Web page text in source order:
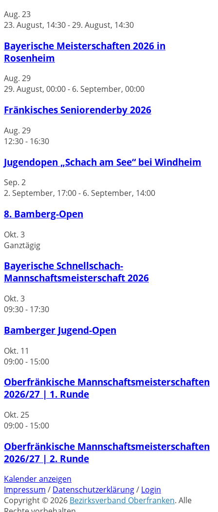
Aug. 23
23. August, 14:30-29. August, 14:30
Bayerische Meisterschaften 2026 in
Rosenheim
Aug. 29
29. August, 00:00- 6. September, 00:00
Fränkisches Seniorenderby 2026
Aug. 29
12:30- 16:30
Jugendopen „Schach am See“ bei Windheim
Sep. 2
2. September, 17:00- 6. September, 14:00
8. Bamberg-Open
Okt. 3
Ganztägig
Bayerische Schnellschach-
Mannschaftsmeisterschaft 2026
Okt. 3
09:30- 17:30
Bamberger Jugend-Open
Okt. 11
09:00- 15:00
Oberfränkische Mannschaftsmeisterschaften
2026/27 | 1. Runde
Okt. 25
09:00- 15:00
Oberfränkische Mannschaftsmeisterschaften
2026/27 | 2. Runde
Kalender anzeigen
Impressum / Datenschutzerklärung/ Login
Copyright © 2026 Bezirksverband Oberfranken. Alle